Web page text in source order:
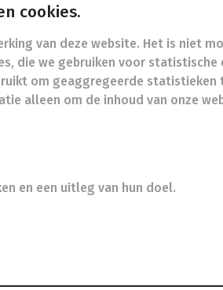
cookies.
van deze website. Het is niet
die we gebruiken voor
om geaggregeerde statistieken
alleen om de inhoud van onze
en een uitleg van hun doel.